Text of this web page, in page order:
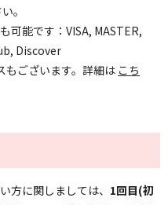
。
可能です：VISA, MASTER,
Discover
ございます。詳細は こち
方に関しましては、 1回目(初